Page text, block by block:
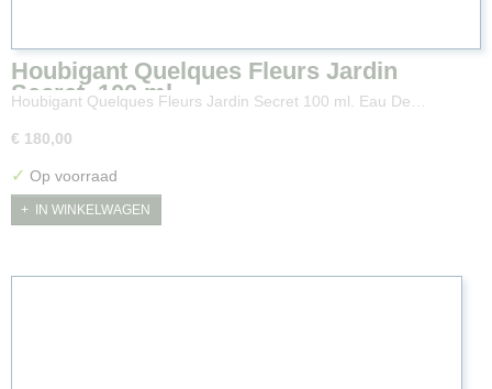
Houbigant Quelques Fleurs Jardin
Secret, 100 ml.
Houbigant Quelques Fleurs Jardin Secret 100 ml. Eau De…
€ 180,00
✓ Op voorraad
IN WINKELWAGEN